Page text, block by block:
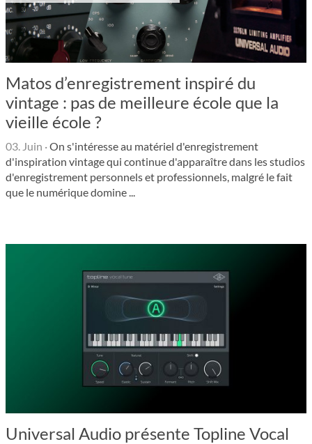
Matos d’enregistrement inspiré du
vintage : pas de meilleure école que la
vieille école ?
03. Juin ·On s'intéresse au matériel d'enregistrement
d'inspiration vintage qui continue d'apparaître dans les studios
d'enregistrement personnels et professionnels, malgré le fait
que le numérique domine ...
Universal Audio présente Topline Vocal